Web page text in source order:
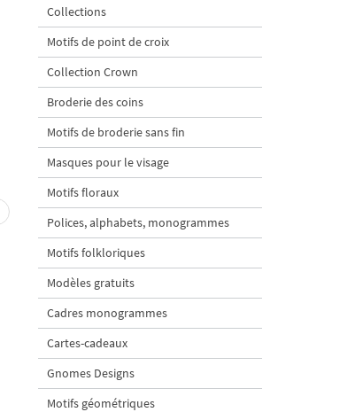
Petit bas de Noël - 5
tailles
$2| Acheter
Collections
Motifs de point de croix
Collection Crown
Broderie des coins
Motifs de broderie sans fin
Masques pour le visage
Motifs floraux
Polices, alphabets, monogrammes
Motifs folkloriques
Modèles gratuits
Cadres monogrammes
Cartes-cadeaux
Gnomes Designs
Motifs géométriques